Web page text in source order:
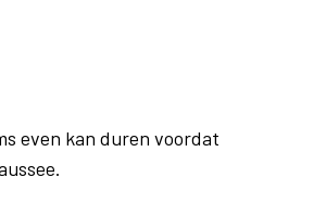
even kan duren voordat